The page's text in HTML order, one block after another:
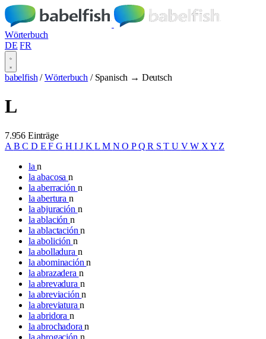
Wörterbuch
DE FR
babelfish / Wörterbuch / Spanisch → Deutsch
L
7.956 Einträge
A BC D EF G HI J KL M NO PQR STU VW X Y Z
lan
la abacosan
la aberración n
la abertura n
la abjuración n
la ablación n
la ablactaciónn
la abolición n
la abolladura n
la abominaciónn
la abrazadera n
la abrevadura n
la abreviaciónn
la abreviaturan
la abridora n
la abrochadoran
la abrogación n